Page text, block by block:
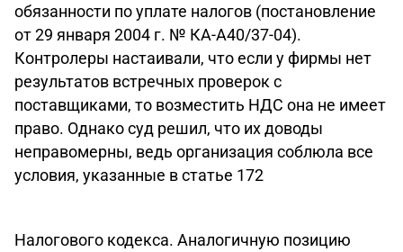
обязанности по уплате налогов (постановление
от 29 января 2004 г. № КА-А40/37-04).
Контролеры настаивали, что если у фирмы нет
результатов встречных проверок с
поставщиками, то возместить НДС она не имеет
право. Однако суд решил, что их доводы
неправомерны, ведь организация соблюла все
условия, указанные в статье 172
Налогового кодекса. Аналогичную позицию